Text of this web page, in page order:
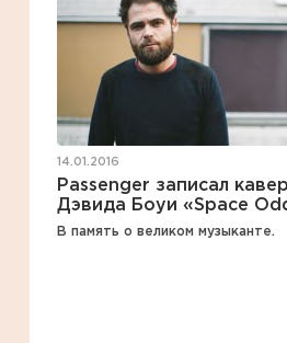
14.01.2016
Passenger записал
Дэвида Боуи «Space
В память о великом музыканте.